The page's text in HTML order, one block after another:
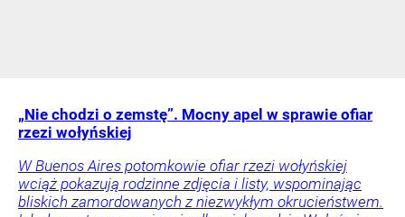
„Nie chodzi o zemstę”. Mocny apel w sprawie ofiar
rzezi wołyńskiej
W Buenos Aires potomkowie ofiar rzezi wołyńskiej
wciąż pokazują rodzinne zdjęcia i listy, wspominając
bliskich zamordowanych z niezwykłym okrucieństwem.